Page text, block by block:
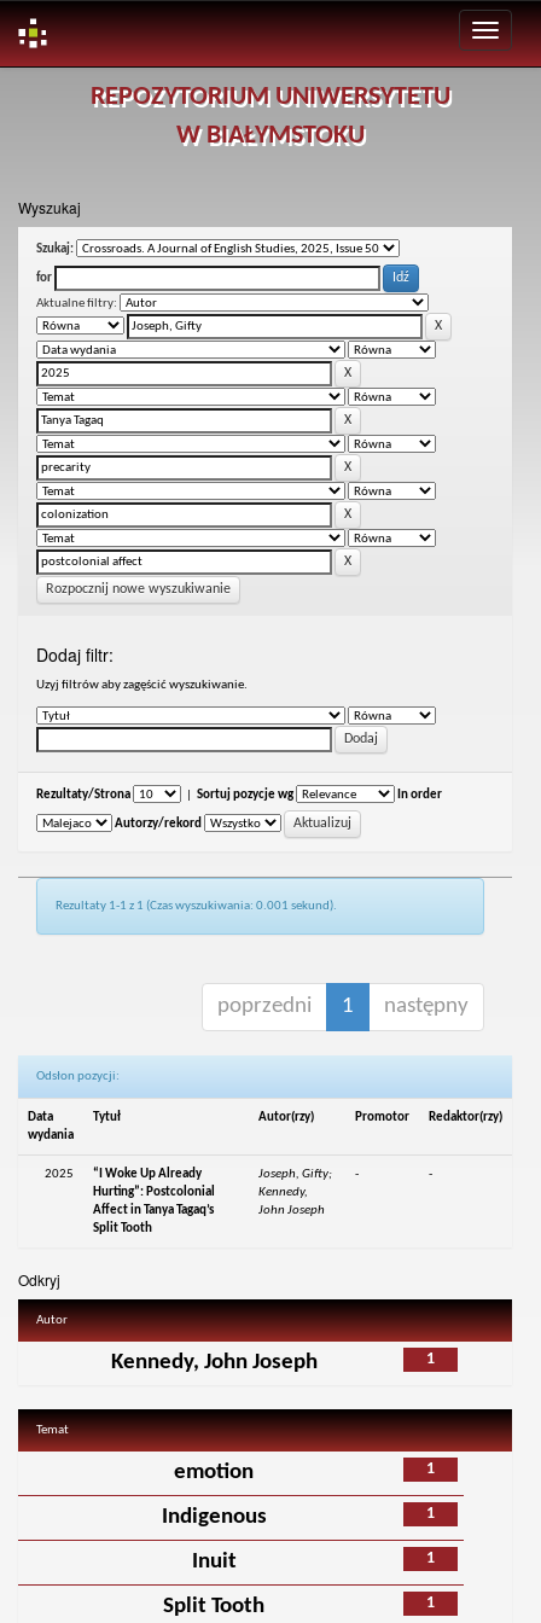
REPOZYTORIUM UNIWERSYTETU
W BIAŁYMSTOKU
Wyszukaj
Szukaj:
for
Aktualne filtry:
Rozpocznij nowe wyszukiwanie
Dodaj filtr:
Uzyj filtrów aby zagęścić wyszukiwanie.
Rezultaty/Strona Sortuj pozycje wg In order
Autorzy/rekord
Rezultaty 1-1 z 1 (Czas wyszukiwania: 0.001 sekund).
poprzedni 1 następny
Odsłon pozycji:
Data
wydania
Tytuł Autor(rzy) Promotor Redaktor(rzy)
2025
“I Woke Up Already
Hurting”: Postcolonial
Affect in Tanya Tagaq’s
Split Tooth
Joseph, Gifty;
Kennedy,
John Joseph
- -
Odkryj
Autor
1
Kennedy, John Joseph
Temat
1
emotion
1
Indigenous
1
Inuit
1
Split Tooth